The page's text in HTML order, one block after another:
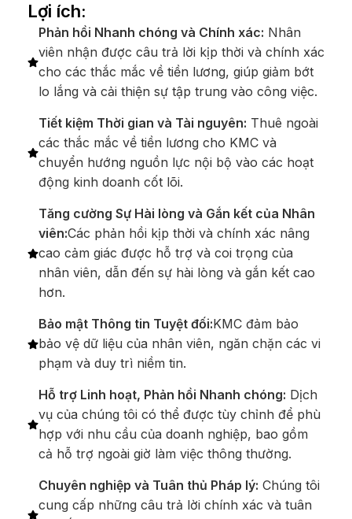
Lợi ích:
Phản hồi Nhanh chóng và Chính xác: Nhân
viên nhận được câu trả lời kịp thời và chính xác
cho các thắc mắc về tiền lương, giúp giảm bớt
lo lắng và cải thiện sự tập trung vào công việc.
Tiết kiệm Thời gian và Tài nguyên: Thuê ngoài
các thắc mắc về tiền lương cho KMC và
chuyển hướng nguồn lực nội bộ vào các hoạt
động kinh doanh cốt lõi.
Tăng cường Sự Hài lòng và Gắn kết của Nhân
viên:Các phản hồi kịp thời và chính xác nâng
cao cảm giác được hỗ trợ và coi trọng của
nhân viên, dẫn đến sự hài lòng và gắn kết cao
hơn.
Bảo mật Thông tin Tuyệt đối:KMC đảm bảo
bảo vệ dữ liệu của nhân viên, ngăn chặn các vi
phạm và duy trì niềm tin.
Hỗ trợ Linh hoạt, Phản hồi Nhanh chóng: Dịch
vụ của chúng tôi có thể được tùy chỉnh để phù
hợp với nhu cầu của doanh nghiệp, bao gồm
cả hỗ trợ ngoài giờ làm việc thông thường.
Chuyên nghiệp và Tuân thủ Pháp lý: Chúng tôi
cung cấp những câu trả lời chính xác và tuân